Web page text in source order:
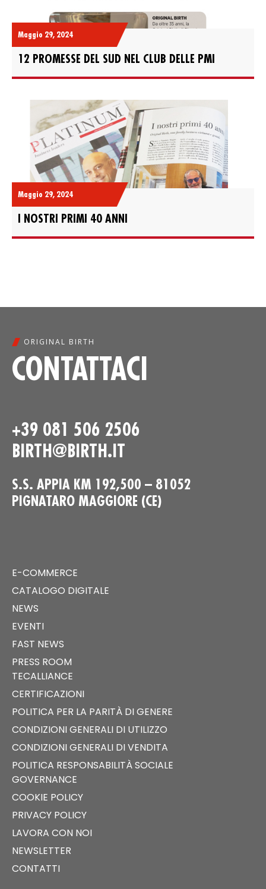
Maggio 29, 2024
12 PROMESSE DEL SUD NEL CLUB DELLE PMI
Maggio 29, 2024
I NOSTRI PRIMI 40 ANNI
ORIGINAL BIRTH
CONTATTACI
+39 081 506 2506
BIRTH@BIRTH.IT
S.S. APPIA KM 192,500 – 81052
PIGNATARO MAGGIORE (CE)
E-COMMERCE
CATALOGO DIGITALE
NEWS
EVENTI
FAST NEWS
PRESS ROOM
TECALLIANCE
CERTIFICAZIONI
POLITICA PER LA PARITÀ DI GENERE
CONDIZIONI GENERALI DI UTILIZZO
CONDIZIONI GENERALI DI VENDITA
POLITICA RESPONSABILITÀ SOCIALE
GOVERNANCE
COOKIE POLICY
PRIVACY POLICY
LAVORA CON NOI
NEWSLETTER
CONTATTI